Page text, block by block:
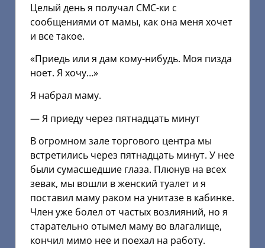
Целый день я получал СМС-ки с
сообщениями от мамы, как она меня хочет
и все такое.
«Приедь или я дам кому-нибудь. Моя пизда
ноет. Я хочу…»
Я набрал маму.
— Я приеду через пятнадцать минут
В огромном зале торгового центра мы
встретились через пятнадцать минут. У нее
были сумасшедшие глаза. Плюнув на всех
зевак, мы вошли в женский туалет и я
поставил маму раком на унитазе в кабинке.
Член уже болел от частых возлияний, но я
старательно отымел маму во влагалище,
кончил мимо нее и поехал на работу.